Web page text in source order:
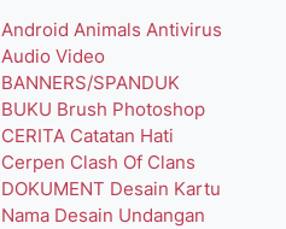
Android Animals Antivirus
Audio Video
BANNERS/SPANDUK
BUKU Brush Photoshop
CERITA Catatan Hati
Cerpen Clash Of Clans
DOKUMENT Desain Kartu
Nama Desain Undangan